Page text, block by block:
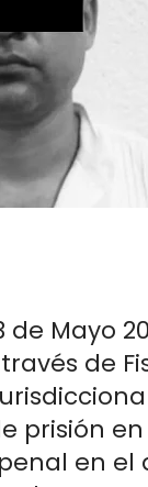
de Mayo
de
prisión
en el